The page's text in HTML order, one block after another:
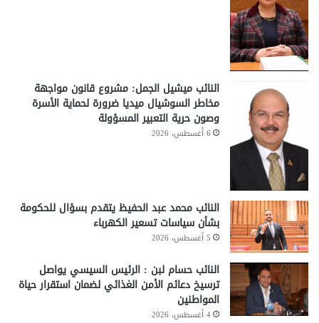
النائب ميشيل الجمل: مشروع قانون مواجهة
مخاطر السوشيال ميديا ضرورة لحماية الأسرة
وصون حرية التعبير المسؤولة
6 أغسطس، 2026
النائب محمد عبد الحفيظ يتقدم بسؤال للحكومة
بشأن سياسات تسعير الكهرباء
5 أغسطس، 2026
النائب حسام لبن : الرئيس السيسي يواصل
ترسيخ دعائم الأمن الغذائي لضمان استقرار حياة
المواطنين
4 أغسطس، 2026